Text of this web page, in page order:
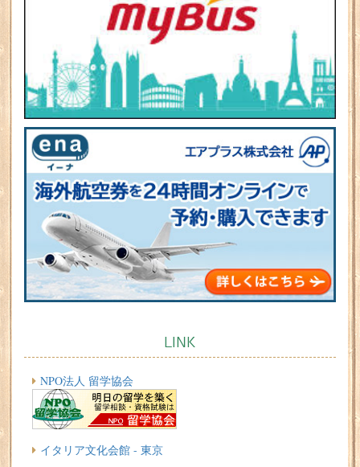
LINK
NPO法人 留学協会
イタリア文化会館 - 東京